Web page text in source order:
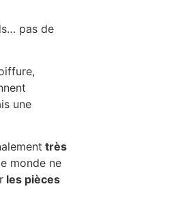
pas de
une
très
monde ne
les pièces